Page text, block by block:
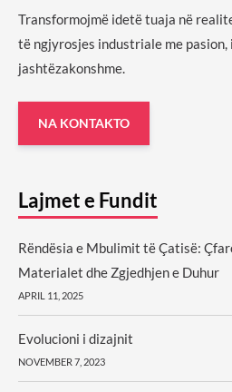
Transformojmë idetë tuaja në
të ngjyrosjes industriale me
jashtëzakonshme.
NA KONTAKTO
Lajmet e Fundit
Rëndësia e Mbulimit të Çatisë:
Materialet dhe Zgjedhjen e Duhur
APRIL 11, 2025
Evolucioni i dizajnit
NOVEMBER 7, 2023